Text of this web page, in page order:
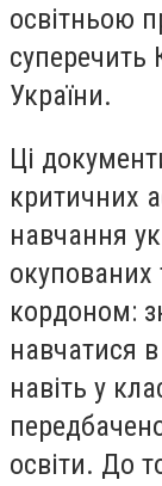
освітньою
суперечить
України.
Ці
критичних
навчання
окупованих
кордоном:
навчатися
навіть у
освіти. До